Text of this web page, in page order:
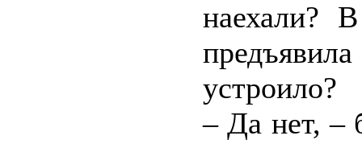
наехали?
устроило?
– Да нет, –